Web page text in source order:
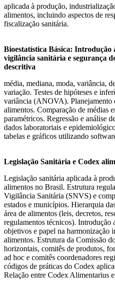
aplicada à produção,
alimentos, incluindo aspectos de
fiscalização sanitária.
Bioestatística Básica: Introdução
vigilância sanitária e segurança
descritiva
média, mediana, moda, variância,
variação. Testes de hipóteses e
variância (ANOVA). Planejamento
alimentos. Comparação de médias
paramétricos. Regressão e análise
dados laboratoriais e
tabelas e gráficos utilizando
Legislação Sanitária e Codex
Legislação sanitária aplicada à
alimentos no Brasil. Estrutura
Vigilância Sanitária (SNVS) e
estados e municípios. Hierarquia
área de alimentos (leis, decretos,
regulamentos técnicos).
objetivos e papel na harmonização
alimentos. Estrutura da Comissão
horizontais, comitês de produtos,
ad hoc e comitês coordenadores
códigos de práticas do Codex
Relação entre Codex Alimentarius